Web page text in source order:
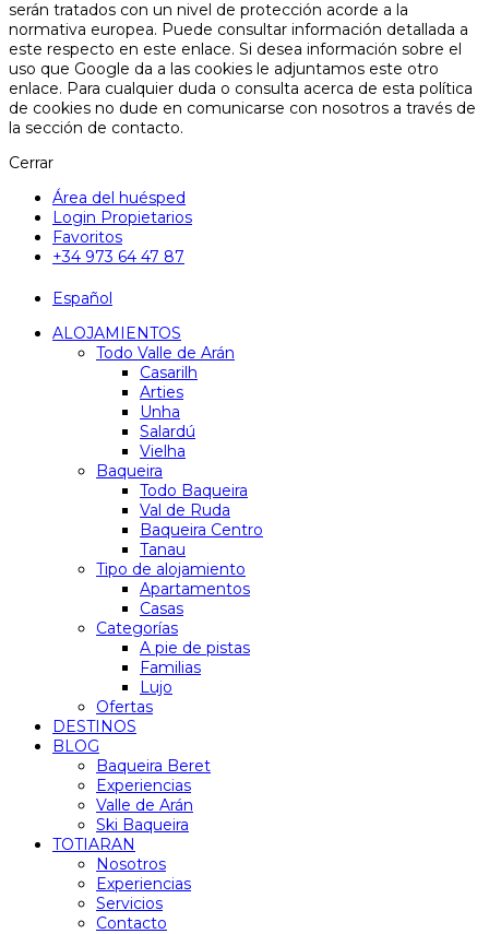
serán tratados con un nivel de protección acorde a la
normativa europea. Puede consultar información detallada a
este respecto en este enlace. Si desea información sobre el
uso que Google da a las cookies le adjuntamos este otro
enlace. Para cualquier duda o consulta acerca de esta política
de cookies no dude en comunicarse con nosotros a través de
la sección de contacto.
Cerrar
Área del huésped
Login Propietarios
Favoritos
+34 973 64 47 87
Español
ALOJAMIENTOS
Todo Valle de Arán
Casarilh
Arties
Unha
Salardú
Vielha
Baqueira
Todo Baqueira
Val de Ruda
Baqueira Centro
Tanau
Tipo de alojamiento
Apartamentos
Casas
Categorías
A pie de pistas
Familias
Lujo
Ofertas
DESTINOS
BLOG
Baqueira Beret
Experiencias
Valle de Arán
Ski Baqueira
TOTIARAN
Nosotros
Experiencias
Servicios
Contacto